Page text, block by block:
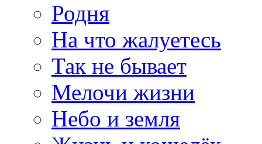
Родня
На что жалуетесь
Так не бывает
Мелочи жизни
Небо и земля